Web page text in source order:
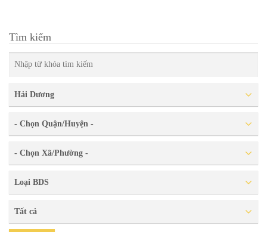
Tìm kiếm
Hải Dương
- Chọn Quận/Huyện -
- Chọn Xã/Phường -
Loại BDS
Tất cả